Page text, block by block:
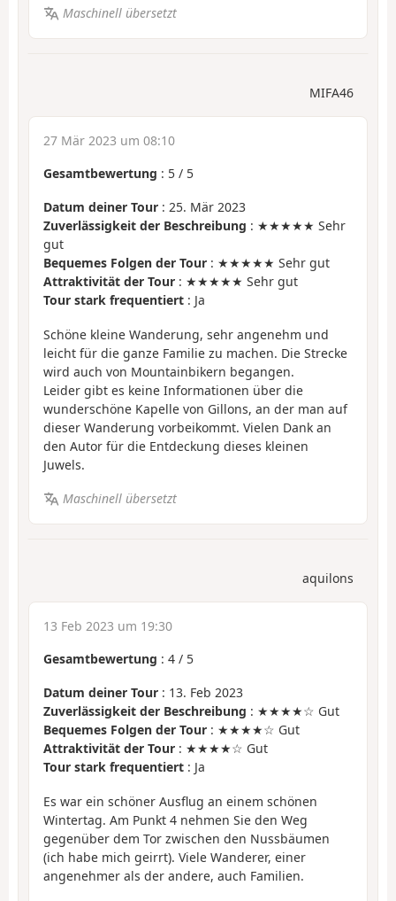
Maschinell übersetzt
MIFA46
27 Mär 2023 um 08:10
Gesamtbewertung : 5 / 5
Datum deiner Tour : 25. Mär 2023
Zuverlässigkeit der Beschreibung : ★★★★★ Sehr
gut
Bequemes Folgen der Tour : ★★★★★ Sehr gut
Attraktivität der Tour : ★★★★★ Sehr gut
Tour stark frequentiert : Ja
Schöne kleine Wanderung, sehr angenehm und
leicht für die ganze Familie zu machen. Die Strecke
wird auch von Mountainbikern begangen.
Leider gibt es keine Informationen über die
wunderschöne Kapelle von Gillons, an der man auf
dieser Wanderung vorbeikommt. Vielen Dank an
den Autor für die Entdeckung dieses kleinen
Juwels.
Maschinell übersetzt
aquilons
13 Feb 2023 um 19:30
Gesamtbewertung : 4 / 5
Datum deiner Tour : 13. Feb 2023
Zuverlässigkeit der Beschreibung : ★★★★☆ Gut
Bequemes Folgen der Tour : ★★★★☆ Gut
Attraktivität der Tour : ★★★★☆ Gut
Tour stark frequentiert : Ja
Es war ein schöner Ausflug an einem schönen
Wintertag. Am Punkt 4 nehmen Sie den Weg
gegenüber dem Tor zwischen den Nussbäumen
(ich habe mich geirrt). Viele Wanderer, einer
angenehmer als der andere, auch Familien.